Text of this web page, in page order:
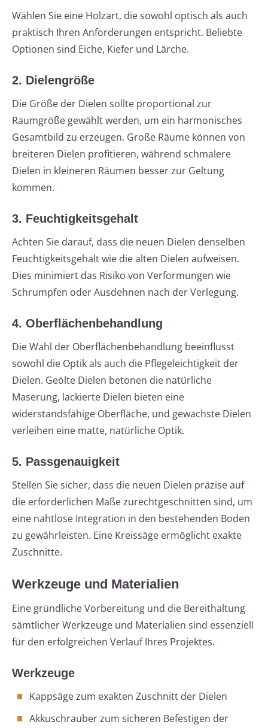
Wählen Sie eine Holzart, die sowohl optisch als auch
praktisch Ihren Anforderungen entspricht. Beliebte
Optionen sind Eiche, Kiefer und Lärche.
2. Dielengröße
Die Größe der Dielen sollte proportional zur
Raumgröße gewählt werden, um ein harmonisches
Gesamtbild zu erzeugen. Große Räume können von
breiteren Dielen profitieren, während schmalere
Dielen in kleineren Räumen besser zur Geltung
kommen.
3. Feuchtigkeitsgehalt
Achten Sie darauf, dass die neuen Dielen denselben
Feuchtigkeitsgehalt wie die alten Dielen aufweisen.
Dies minimiert das Risiko von Verformungen wie
Schrumpfen oder Ausdehnen nach der Verlegung.
4. Oberflächenbehandlung
Die Wahl der Oberflächenbehandlung beeinflusst
sowohl die Optik als auch die Pflegeleichtigkeit der
Dielen. Geölte Dielen betonen die natürliche
Maserung, lackierte Dielen bieten eine
widerstandsfähige Oberfläche, und gewachste Dielen
verleihen eine matte, natürliche Optik.
5. Passgenauigkeit
Stellen Sie sicher, dass die neuen Dielen präzise auf
die erforderlichen Maße zurechtgeschnitten sind, um
eine nahtlose Integration in den bestehenden Boden
zu gewährleisten. Eine Kreissäge ermöglicht exakte
Zuschnitte.
Werkzeuge und Materialien
Eine gründliche Vorbereitung und die Bereithaltung
sämtlicher Werkzeuge und Materialien sind essenziell
für den erfolgreichen Verlauf Ihres Projektes.
Werkzeuge
Kappsäge zum exakten Zuschnitt der Dielen
Akkuschrauber zum sicheren Befestigen der